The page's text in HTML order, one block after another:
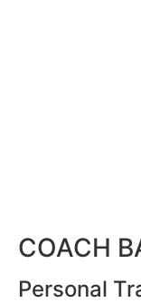
COACH
Personal